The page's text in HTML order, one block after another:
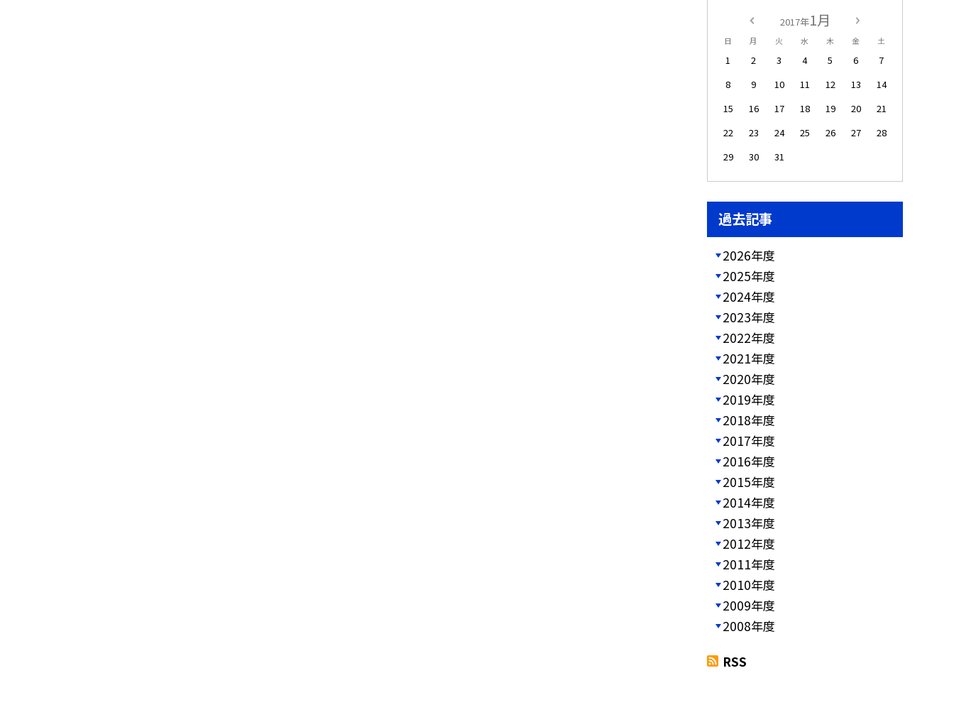
2017年1月
日 月 火 水 木 金 土
1 2 3 4 5 6
7
8
9 10 11 12 13
14
15
16 17 18 19 20
21
22
23 24 25 26 27
28
29
30 31
過去記事
2026年度
2025年度
2024年度
2023年度
2022年度
2021年度
2020年度
2019年度
2018年度
2017年度
2016年度
2015年度
2014年度
2013年度
2012年度
2011年度
2010年度
2009年度
2008年度
RSS